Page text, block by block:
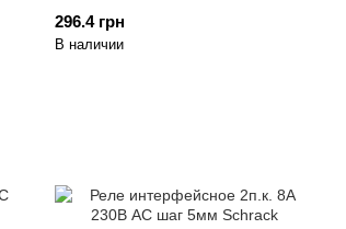
296.4 грн
В наличии